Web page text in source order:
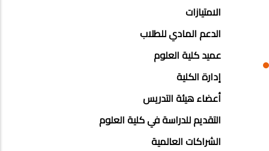
ENGINEERING
الامتيازات
الدعم المادي للطلاب
عميد كلية العلوم
إدارة الكلية
أعضاء هيئة التدريس
التقديم للدراسة في كلية العلوم
الشراكات العالمية